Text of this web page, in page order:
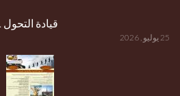
قيادة التحول ...
25 يوليو , 2026